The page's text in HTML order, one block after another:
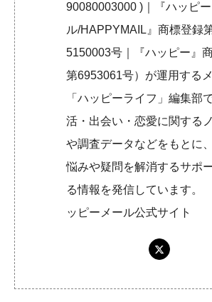
90080003000 )｜『ハッピ
ル/HAPPYMAIL』商標登録
5150003号｜『ハッピー』
第6953061号）が運用する
「ハッピーライフ」編集部
活・出会い・恋愛に関する
や調査データなどをもとに
悩みや疑問を解消するサポ
る情報を発信していま
ッピーメール公式サイト